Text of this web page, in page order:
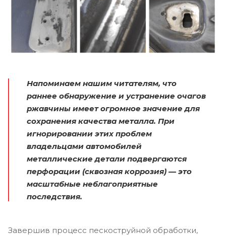
Напоминаем нашим читателям, что
раннее обнаружение и устранение очагов
ржавчины имеет огромное значение для
сохранения качества металла. При
игнорировании этих проблем
владельцами автомобилей
металлические детали подвергаются
перфорации (сквозная коррозия) — это
масштабные неблагоприятные
последствия.
Завершив процесс пескоструйной обработки,